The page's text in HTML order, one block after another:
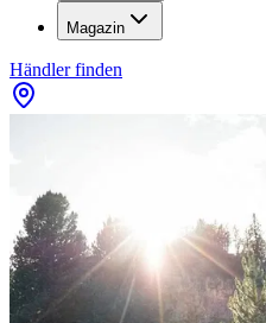
Magazin
Händler finden